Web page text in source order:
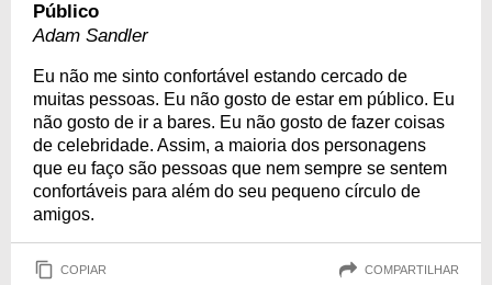
Público
Adam Sandler
Eu não me sinto confortável estando cercado de
muitas pessoas. Eu não gosto de estar em público. Eu
não gosto de ir a bares. Eu não gosto de fazer coisas
de celebridade. Assim, a maioria dos personagens
que eu faço são pessoas que nem sempre se sentem
confortáveis para além do seu pequeno círculo de
amigos.
COPIAR COMPARTILHAR